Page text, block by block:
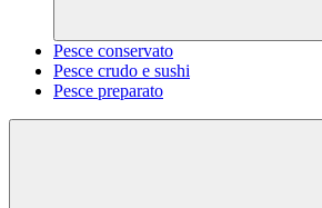
Pesce conservato
Pesce crudo e sushi
Pesce preparato